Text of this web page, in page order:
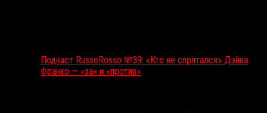
Подкаст RussoRosso №39: «Кто не спрятался» Дэйва
Франко — «за» и «против»